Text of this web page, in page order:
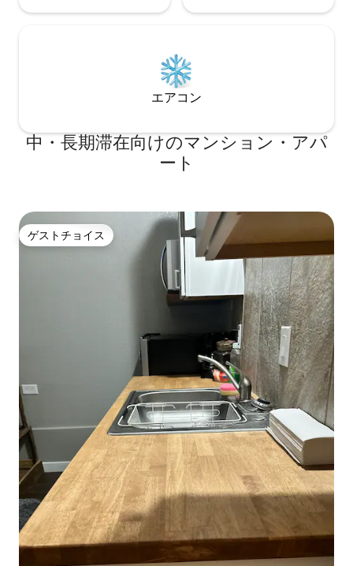
エアコン
中・長期滞在向けのマンション・アパ
ート
ゲストチョイス
ゲストチョイス